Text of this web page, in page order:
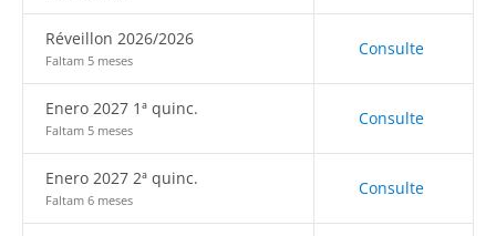
Réveillon 2026/2026
Faltam 5 meses
Consulte
Enero 2027 1ª quinc.
Faltam 5 meses
Consulte
Enero 2027 2ª quinc.
Faltam 6 meses
Consulte